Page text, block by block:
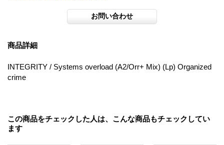
商品詳細
INTEGRITY / Systems overload (A2/Orr+ Mix) (Lp) Organized
crime
この商品をチェックした人は、こんな商品もチェックしてい
ます